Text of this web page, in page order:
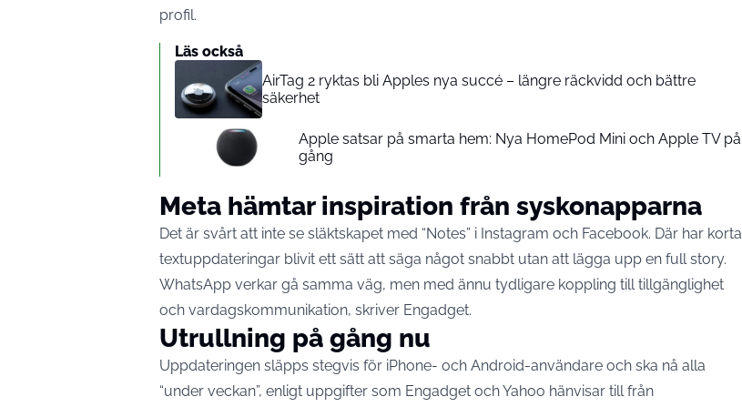
profil.
Läs också
AirTag 2 ryktas bli Apples nya succé – längre räckvidd och bättre
säkerhet
Apple satsar på smarta hem: Nya HomePod Mini och Apple TV på
gång
Meta hämtar inspiration från syskonapparna
Det är svårt att inte se släktskapet med “Notes” i Instagram och Facebook. Där har korta
textuppdateringar blivit ett sätt att säga något snabbt utan att lägga upp en full story.
WhatsApp verkar gå samma väg, men med ännu tydligare koppling till tillgänglighet
och vardagskommunikation, skriver Engadget.
Utrullning på gång nu
Uppdateringen släpps stegvis för iPhone- och Android-användare och ska nå alla
“under veckan”, enligt uppgifter som Engadget och Yahoo hänvisar till från